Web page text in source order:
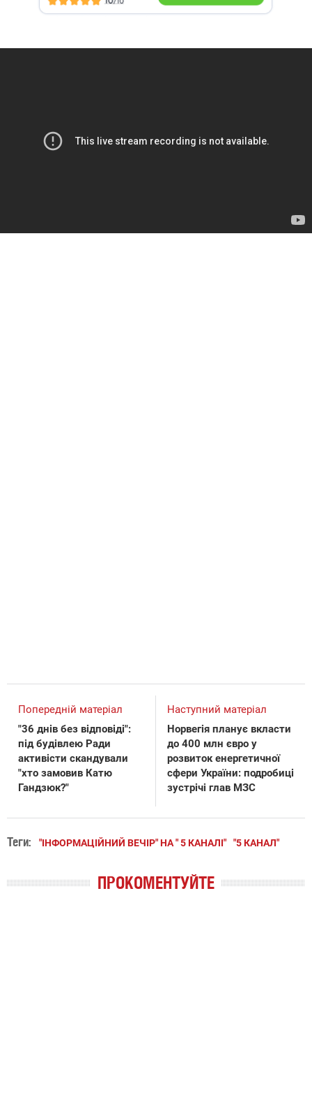
Попередній матеріал
"36 днів без відповіді":
під будівлею Ради
активісти скандували
"хто замовив Катю
Гандзюк?"
Наступний матеріал
Норвегія планує вкласти
до 400 млн євро у
розвиток енергетичної
сфери України: подробиці
зустрічі глав МЗС
Теги: "ІНФОРМАЦІЙНИЙ ВЕЧІР" НА " 5 КАНАЛІ" "5 КАНАЛ"
ПРОКОМЕНТУЙТЕ